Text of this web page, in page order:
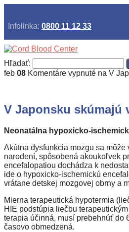
Infolinka: 0800 11 12 33
Hľadať:
feb 08 Komentáre vypnuté na V
V Japonsku
Neonatálna hypoxicko-
Akútna dysfunkcia mozgu sa
narodení, spôsobená akoukoľvek
encefalopatiou dochádza k
ide o hypoxicko-ischemickú
vrátane detskej mozgovej obrny a
Mierna terapeutická hypotermia
HIE podstúpia liečbu
terapia účinná, musí prebehnúť do
časovo obmedzená.